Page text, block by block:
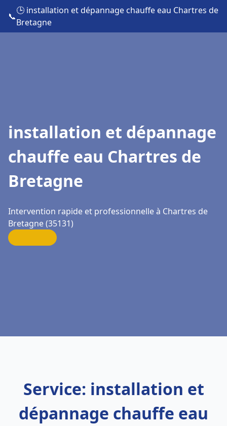
📞
🕒 installation et dépannage chauffe eau Chartres de
Bretagne
installation et dépannage
chauffe eau Chartres de
Bretagne
Intervention rapide et professionnelle à Chartres de
Bretagne (35131)
Service: installation et
dépannage chauffe eau